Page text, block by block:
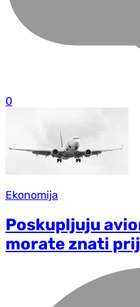
0
Ekonomija
Poskupljuju
morate znati